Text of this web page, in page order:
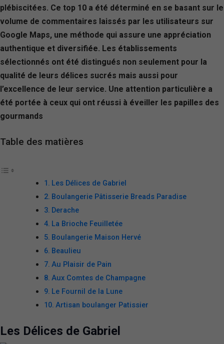
plébiscitées. Ce top 10 a été déterminé en se basant sur le
volume de commentaires laissés par les utilisateurs sur
Google Maps, une méthode qui assure une appréciation
authentique et diversifiée. Les établissements
sélectionnés ont été distingués non seulement pour la
qualité de leurs délices sucrés mais aussi pour
l’excellence de leur service. Une attention particulière a
été portée à ceux qui ont réussi à éveiller les papilles des
gourmands
Table des matières
Les Délices de Gabriel
Boulangerie Pâtisserie Breads Paradise
Derache
La Brioche Feuilletée
Boulangerie Maison Hervé
Beaulieu
Au Plaisir de Pain
Aux Comtes de Champagne
Le Fournil de la Lune
Artisan boulanger Patissier
Les Délices de Gabriel